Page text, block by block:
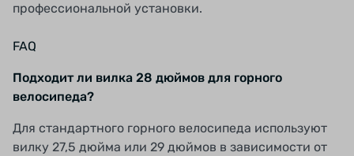
профессиональной установки.
FAQ
Подходит ли вилка 28 дюймов для горного
велосипеда?
Для стандартного горного велосипеда используют
вилку 27,5 дюйма или 29 дюймов в зависимости от